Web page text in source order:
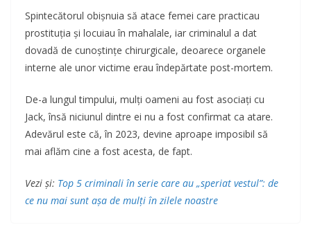
Spintecătorul obișnuia să atace femei care practicau
prostituția și locuiau în mahalale, iar criminalul a dat
dovadă de cunoștințe chirurgicale, deoarece organele
interne ale unor victime erau îndepărtate post-mortem.
De-a lungul timpului, mulți oameni au fost asociați cu
Jack, însă niciunul dintre ei nu a fost confirmat ca atare.
Adevărul este că, în 2023, devine aproape imposibil să
mai aflăm cine a fost acesta, de fapt.
Vezi și: Top 5 criminali în serie care au „speriat vestul”: de
ce nu mai sunt așa de mulți în zilele noastre